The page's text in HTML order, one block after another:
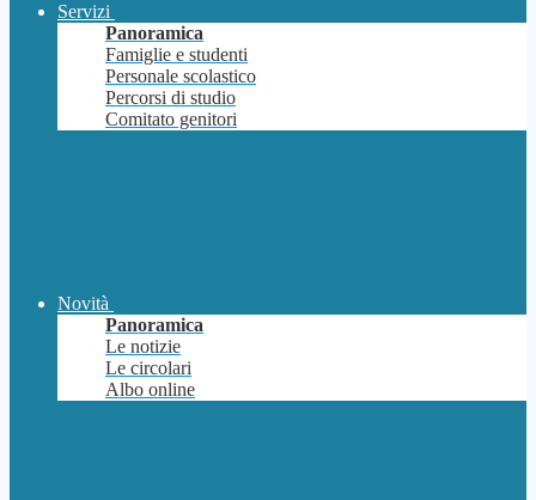
Servizi
Panoramica
Famiglie e studenti
Personale scolastico
Percorsi di studio
Comitato genitori
Novità
Panoramica
Le notizie
Le circolari
Albo online